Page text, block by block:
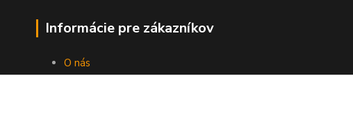
Informácie pre zákazníkov
O nás
Ako nakupovať